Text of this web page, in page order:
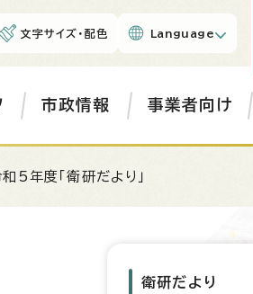
文字サイズ・配色 Language
市政情報 事業者向け
5年度「衛研だより」
衛研だより